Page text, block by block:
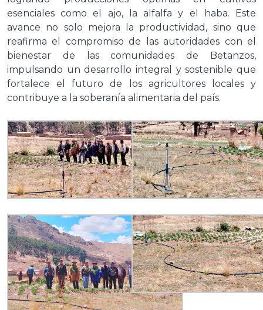
esenciales como el ajo, la alfalfa y el haba. Este
avance no solo mejora la productividad, sino que
reafirma el compromiso de las autoridades con el
bienestar de las comunidades de Betanzos,
impulsando un desarrollo integral y sostenible que
fortalece el futuro de los agricultores locales y
contribuye a la soberanía alimentaria del país.